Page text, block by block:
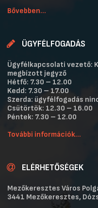
Bővebben...
ÜGYFÉLFOGADÁS
Ügyfélkapcsolati vezető:
megbízott jegyző
Hétfő: 7.30 – 12.00
Kedd: 7.30 – 17.00
Szerda: ügyfélfogadás
Csütörtök: 12.30 – 16.00
Péntek: 7.30 – 12.00
További információk...
ELÉRHETŐSÉGEK
Mezőkeresztes Város
3441 Mezőkeresztes,